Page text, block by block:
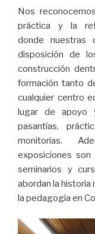
Nos
práctica y la
donde nuestras
disposición de
construcción
formación tanto
cualquier centro
lugar de apoyo
pasantías,
monitorias.
exposiciones son
seminarios y
abordan la historia
la pedagogía en